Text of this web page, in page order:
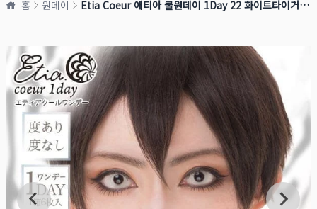
홈 원데이 Etia Coeur 에티아 쿨원데이 1Day 22 화이트타이거(1박스 6개들이)